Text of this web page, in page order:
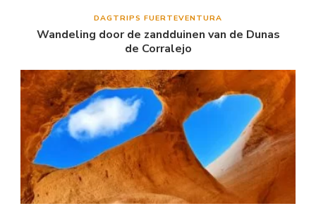
DAGTRIPS FUERTEVENTURA
Wandeling door de zandduinen van de Dunas
de Corralejo